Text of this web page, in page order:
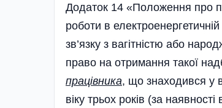
Додаток 14 «Положення про
роботи в
зв’язку з вагітністю або
право на отримання такої
працівника, що знаходився у
віку трьох років (за